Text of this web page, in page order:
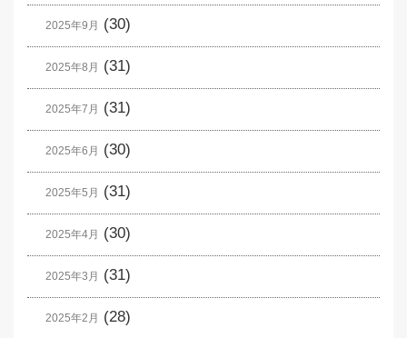
2025年9月 (30)
2025年8月 (31)
2025年7月 (31)
2025年6月 (30)
2025年5月 (31)
2025年4月 (30)
2025年3月 (31)
2025年2月 (28)